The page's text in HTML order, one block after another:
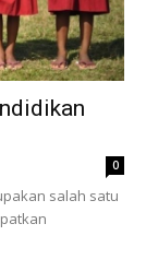
0
salah satu